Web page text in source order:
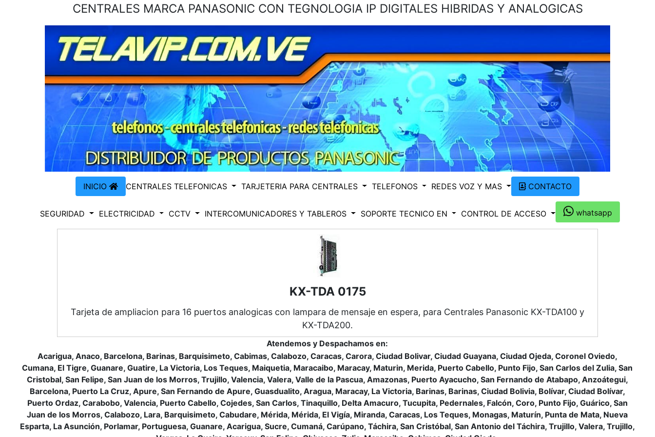
CENTRALES MARCA PANASONIC CON TEGNOLOGIA IP DIGITALES HIBRIDAS Y ANALOGICAS
INICIO CENTRALES TELEFONICAS TARJETERIA PARA CENTRALES TELEFONOS REDES VOZ Y MAS CONTACTO
SEGURIDAD ELECTRICIDAD CCTV INTERCOMUNICADORES Y TABLEROS SOPORTE TECNICO EN CONTROL DE ACCESO whatsapp
KX-TDA 0175
Tarjeta de ampliacion para 16 puertos analogicas con lampara de mensaje en espera, para Centrales Panasonic KX-TDA100 y
KX-TDA200.
Atendemos y Despachamos en:
Acarigua, Anaco, Barcelona, Barinas, Barquisimeto, Cabimas, Calabozo, Caracas, Carora, Ciudad Bolivar, Ciudad Guayana, Ciudad Ojeda, Coronel Oviedo,
Cumana, El Tigre, Guanare, Guatire, La Victoria, Los Teques, Maiquetia, Maracaibo, Maracay, Maturin, Merida, Puerto Cabello, Punto Fijo, San Carlos del Zulia, San
Cristobal, San Felipe, San Juan de los Morros, Trujillo, Valencia, Valera, Valle de la Pascua, Amazonas, Puerto Ayacucho, San Fernando de Atabapo, Anzoátegui,
Barcelona, Puerto La Cruz, Apure, San Fernando de Apure, Guasdualito, Aragua, Maracay, La Victoria, Barinas, Barinas, Ciudad Bolivia, Bolívar, Ciudad Bolívar,
Puerto Ordaz, Carabobo, Valencia, Puerto Cabello, Cojedes, San Carlos, Tinaquillo, Delta Amacuro, Tucupita, Pedernales, Falcón, Coro, Punto Fijo, Guárico, San
Juan de los Morros, Calabozo, Lara, Barquisimeto, Cabudare, Mérida, Mérida, El Vigía, Miranda, Caracas, Los Teques, Monagas, Maturín, Punta de Mata, Nueva
Esparta, La Asunción, Porlamar, Portuguesa, Guanare, Acarigua, Sucre, Cumaná, Carúpano, Táchira, San Cristóbal, San Antonio del Táchira, Trujillo, Valera, Trujillo,